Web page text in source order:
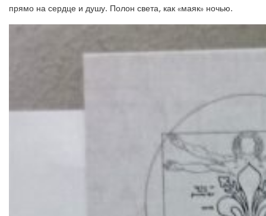
прямо на сердце и душу. Полон света, как «маяк» ночью.